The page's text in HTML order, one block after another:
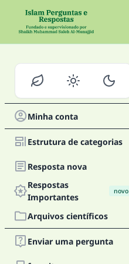
Minha conta
Estrutura de categorias
Resposta nova
Respostas
Importantes
novo
Arquivos científicos
Enviar uma pergunta